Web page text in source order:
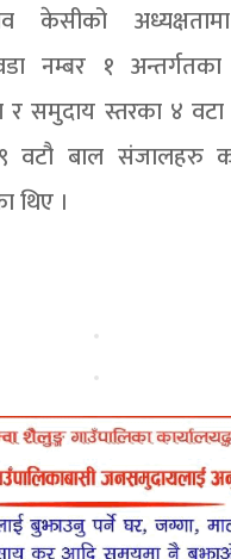
केसीको
नम्बर १ अन्तर्गतका
र समुदाय स्तरका ४
बाल संजालहरु
थिए ।